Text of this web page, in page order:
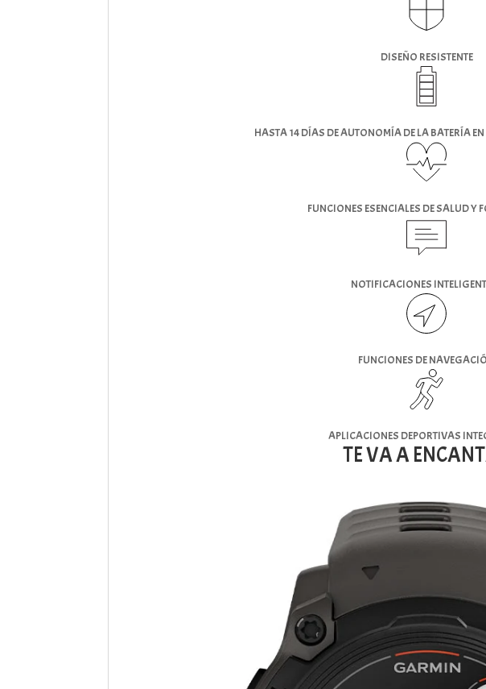
DISEÑO RESISTENTE
HASTA 14 DÍAS DE AUTONOMÍA DE LA BATERÍA
FUNCIONES ESENCIALES DE SALUD Y
NOTIFICACIONES
FUNCIONES DE
APLICACIONES DEPORTIVAS
TE VA A